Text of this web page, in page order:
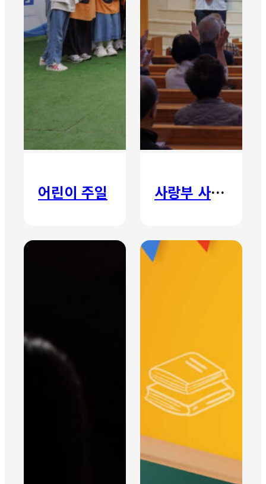
어린이 주일 사랑부 사랑주일